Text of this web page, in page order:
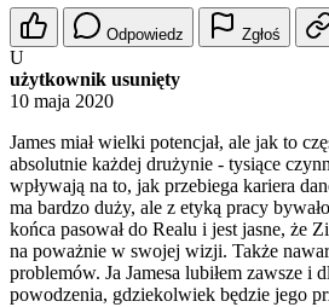
Odpowiedz Zgłoś
U
użytkownik usunięty
10 maja 2020
James miał wielki potencjał, ale jak to
absolutnie każdej drużynie - tysiące
wpływają na to, jak przebiega kariera
ma bardzo duży, ale z etyką pracy
końca pasował do Realu i jest jasne, że
na poważnie w swojej wizji. Także
problemów. Ja Jamesa lubiłem zawsze i
powodzenia, gdziekolwiek będzie jego